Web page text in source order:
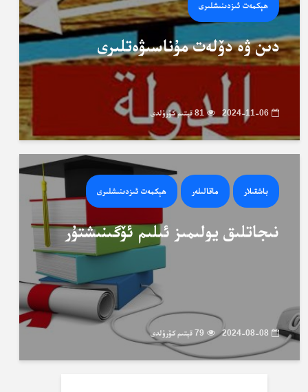
ھېكمەت ئىزدىنىشلىرى
دىن ۋە دۆلەت مۇناسىۋەتلىرى
2024-11-06 81 قېتىم كۆرۈلدى
باشقىلار ماقالىلەر ھېكمەت ئىزدىنىشلىرى
نىجاتلىق يولىمىز ئىلىم ئۆگىنىشتۇر
2024-08-08 79 قېتىم كۆرۈلدى